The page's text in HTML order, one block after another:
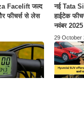
Facelift जल्द
फीचर्स से लेस
नई Tata
हाईटेक
नवंबर
29 October